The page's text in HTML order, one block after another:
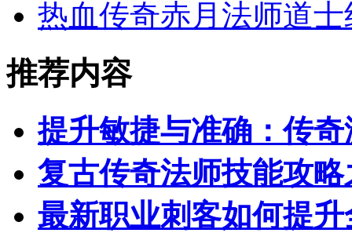
热血传奇赤月法师道
推荐内容
提升敏捷与准确：传
复古传奇法师技能攻
最新职业刺客如何提